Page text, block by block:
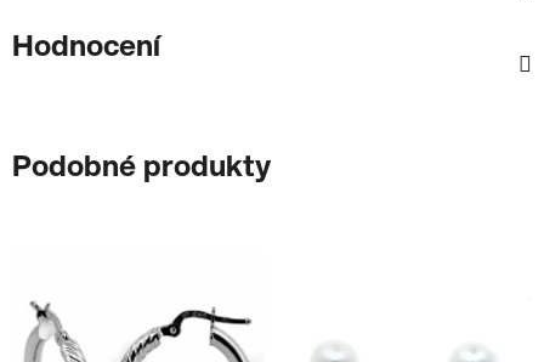
Hodnocení
Podobné produkty